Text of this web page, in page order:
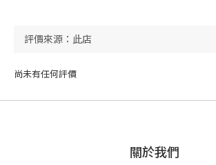
尚未有任何評價
關於我們